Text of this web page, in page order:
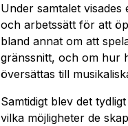
Under samtalet
och arbetssätt för att
bland annat om att
gränssnitt, och om hur
översättas till
Samtidigt blev det
vilka möjligheter de